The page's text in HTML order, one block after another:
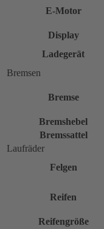
E-Motor
Display
Ladegerät
Bremsen
Bremse
Bremshebel
Bremssattel
Laufräder
Felgen
Reifen
Reifengröße